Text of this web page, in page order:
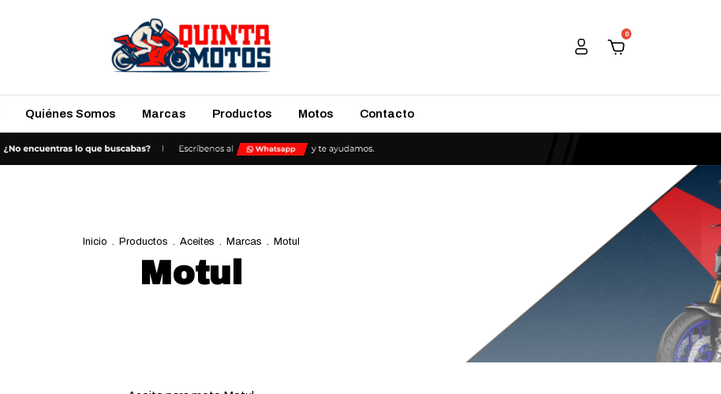
0
Quiénes Somos Marcas Productos Motos Contacto
Inicio . Productos . Aceites . Marcas . Motul
Motul